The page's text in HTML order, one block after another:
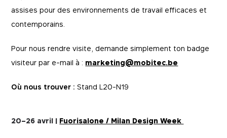
assises pour des environnements de travail efficaces et
contemporains.
Pour nous rendre visite, demande simplement ton badge
visiteur par e-mail à : marketing@mobitec.be
Où nous trouver : Stand L20-N19
20–26 avril | Fuorisalone / Milan Design Week